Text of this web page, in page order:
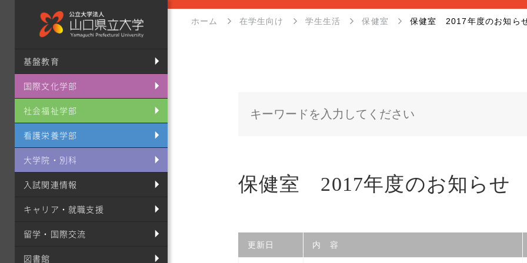
基盤教育
国際文化学部
社会福祉学部
看護栄養学部
大学院・別科
入試関連情報
キャリア・就職支援
留学・国際交流
図書館
ホーム 在学生向け 学生生活 保健室 保健室 2017年度のお知ら
保健室 2017年度のお知らせ
更新日 内 容